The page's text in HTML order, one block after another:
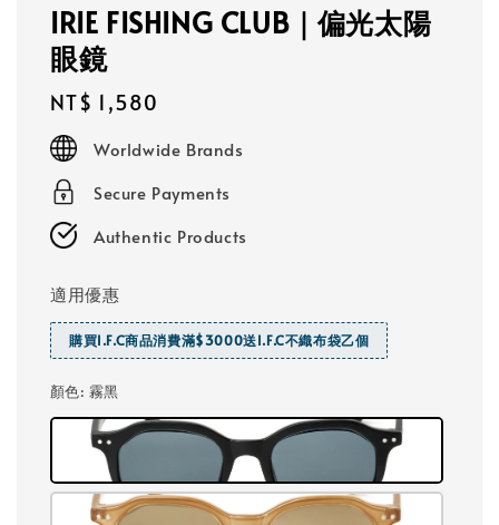
IRIE FISHING CLUB｜偏光太陽
眼鏡
Regular
price
NT$ 1,580
Worldwide Brands
Secure Payments
Authentic Products
適用優惠
購買I.F.C商品消費滿$3000送I.F.C不織布袋乙個
顏色: 霧黑